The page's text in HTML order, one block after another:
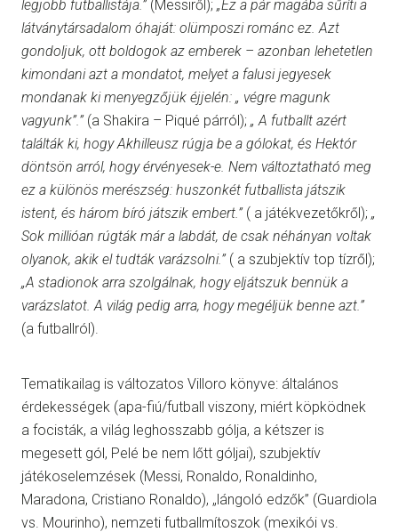
legjobb futballistája.” (Messiről); „Ez a pár magába sűríti a
látványtársadalom óhaját: olümposzi románc ez. Azt
gondoljuk, ott boldogok az emberek – azonban lehetetlen
kimondani azt a mondatot, melyet a falusi jegyesek
mondanak ki menyegzőjük éjjelén: „ végre magunk
vagyunk”.”(a Shakira – Piqué párról); „ A futballt azért
találták ki, hogy Akhilleusz rúgja be a gólokat, és Hektór
döntsön arról, hogy érvényesek-e. Nem változtatható meg
ez a különös merészség: huszonkét futballista játszik
istent, és három bíró játszik embert.”( a játékvezetőkről); „
Sok millióan rúgták már a labdát, de csak néhányan voltak
olyanok, akik el tudták varázsolni.”( a szubjektív top tízről);
„A stadionok arra szolgálnak, hogy eljátszuk bennük a
varázslatot. A világ pedig arra, hogy megéljük benne azt.”
(a futballról).
Tematikailag is változatos Villoro könyve: általános
érdekességek (apa-fiú/futball viszony, miért köpködnek
a focisták, a világ leghosszabb gólja, a kétszer is
megesett gól, Pelé be nem lőtt góljai), szubjektív
játékoselemzések (Messi, Ronaldo, Ronaldinho,
Maradona, Cristiano Ronaldo), „lángoló edzők” (Guardiola
vs. Mourinho), nemzeti futballmítoszok (mexikói vs.